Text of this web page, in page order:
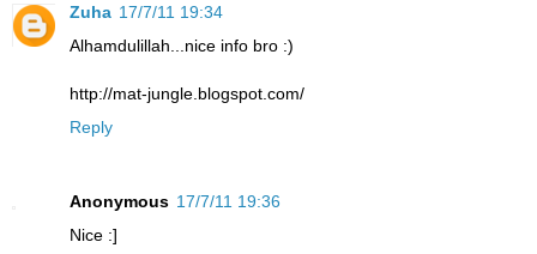
Zuha 17/7/11 19:34
Alhamdulillah...nice info bro :)
http://mat-jungle.blogspot.com/
Reply
Anonymous 17/7/11 19:36
Nice :]